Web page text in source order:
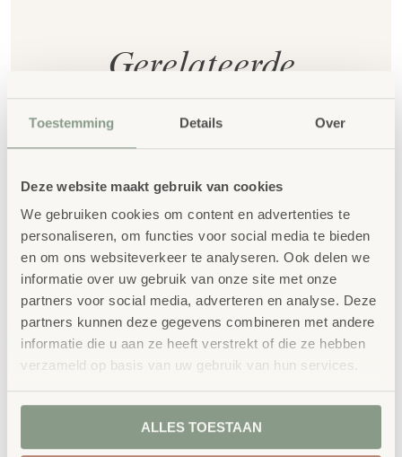
Toestemming Details Over
Deze website maakt gebruik van cookies
We gebruiken cookies om content en advertenties te
personaliseren, om functies voor social media te bieden
en om ons websiteverkeer te analyseren. Ook delen we
informatie over uw gebruik van onze site met onze
partners voor social media, adverteren en analyse. Deze
partners kunnen deze gegevens combineren met andere
informatie die u aan ze heeft verstrekt of die ze hebben
verzameld op basis van uw gebruik van hun services.
ALLES TOESTAAN
Gerelateerde
producten
Klein voetstuk –
vierkant om te vullen
50x50cm
Sokkel – overgang
helling 75×75 cm
€396,60
€479,89incl. BTW